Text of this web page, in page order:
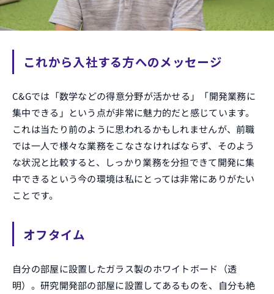
これから入社する方へのメッセージ
C&Gでは「数学などの得意分野が活かせる」「開発業務に
集中できる」という点が非常に魅力的だと感じています。
これは当たり前のように思われるかもしれませんが、前職
では一人で様々な業務をこなさなければならず、そのよう
な状況と比較すると、しっかり業務を分担できて開発に集
中できるという今の環境は私にとっては非常にありがたい
ことです。
オフタイム
自分の部屋に設置したガラス製のホワイトボード（透
明）。研究開発部の部屋に設置してあるものを、自分も絶